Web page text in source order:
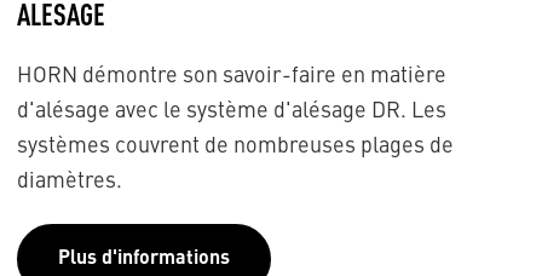
ALESAGE
HORN démontre son savoir-faire en matière
d'alésage avec le système d'alésage DR. Les
systèmes couvrent de nombreuses plages de
diamètres.
Plus d'informations